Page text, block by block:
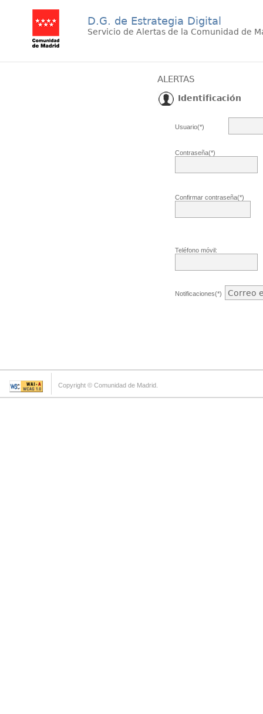
D.G. de Estrategia Digital
Servicio de Alertas de la Comunidad de
ALERTAS
Identificación
Usuario(*)
Contraseña(*)
Confirmar contraseña(*)
Teléfono móvil:
Notificaciones(*)
Copyright © Comunidad de Madrid.